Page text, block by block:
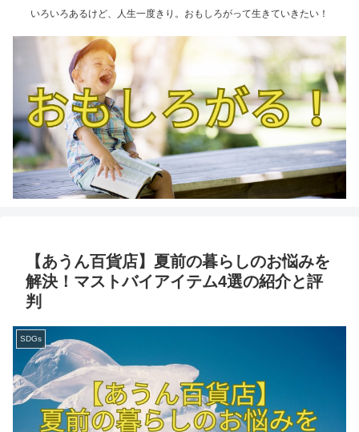
いろいろあるけど、人生一度きり。おもしろがって生きていきたい！
【あうん百貨店】夏前の暮らしのお悩みを
解決！マストバイアイテム4選の紹介と評
判
SDGs